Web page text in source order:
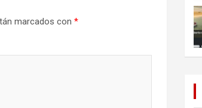
marcados con *